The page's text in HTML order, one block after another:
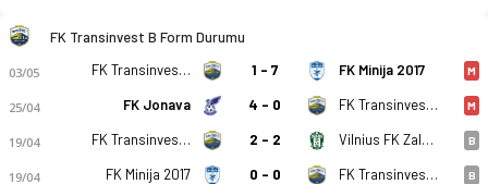
FK Transinvest B Form Durumu
03/05 FK Transinvest B 1 - 7 FK Minija 2017 M
25/04 FK Jonava 4 - 0 FK Transinvest B M
19/04 FK Transinvest B 2 - 2 Vilnius FK Zalgiris B B
19/04 FK Minija 2017 0 - 0 FK Transinvest B B